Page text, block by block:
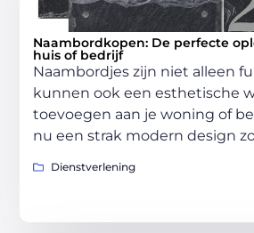
Naambordkopen: De perfecte
huis of bedrijf
Naambordjes zijn niet alleen
kunnen ook een esthetische
toevoegen aan je woning of
nu een strak modern design
Dienstverlening